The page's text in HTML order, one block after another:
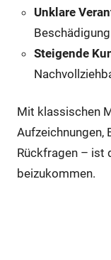
Unklare
Steigende
Mit klassischen
Aufzeichnungen,
Rückfragen – ist
beizukommen.